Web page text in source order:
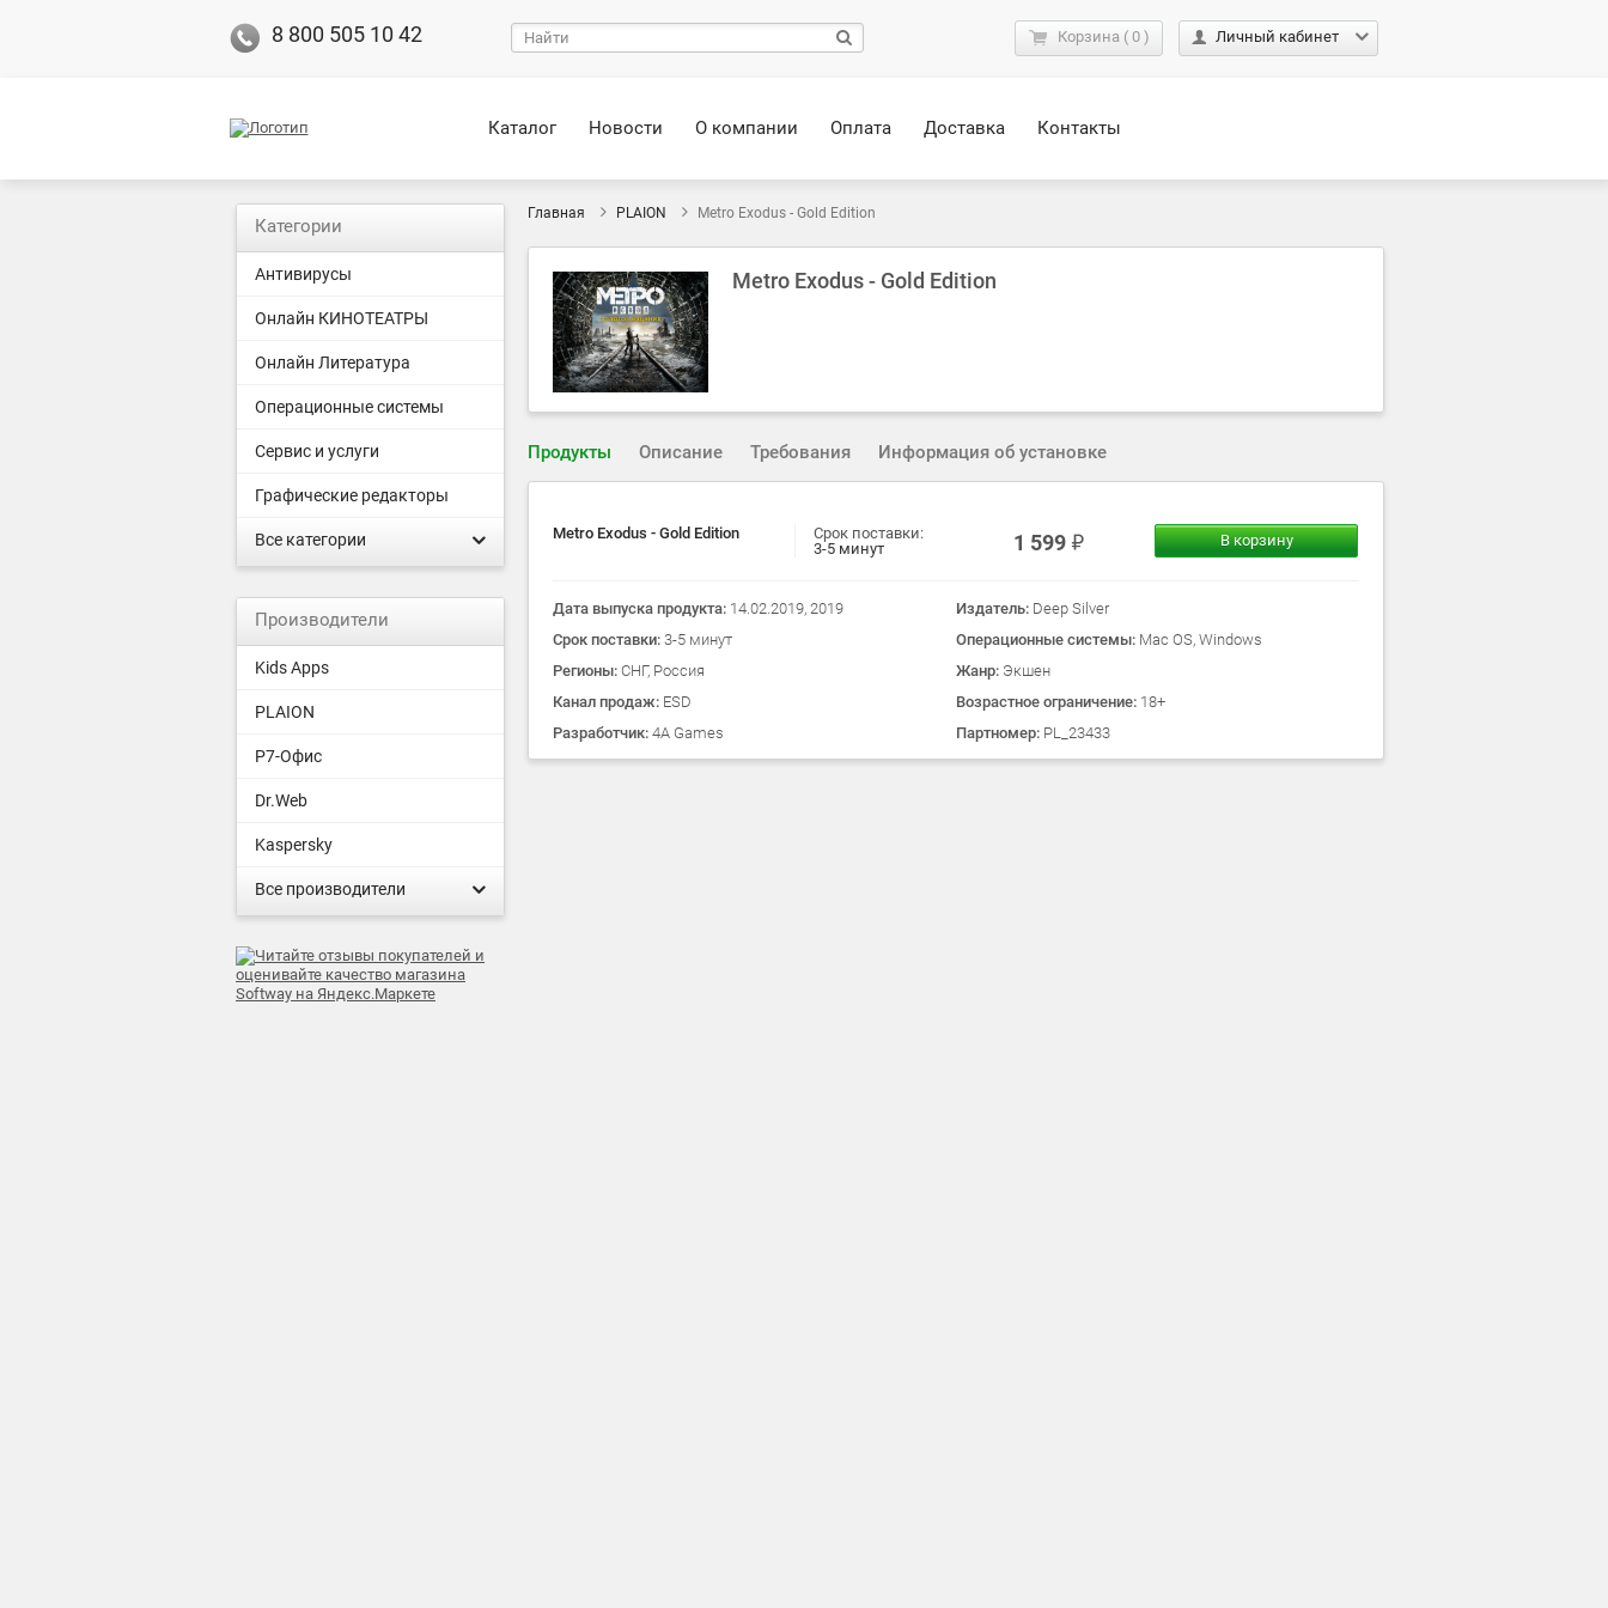
8 800 505 10 42 Корзина ( 0 ) Личный кабинет
Каталог Новости О компании Оплата Доставка Контакты
Главная PLAION Metro Exodus - Gold Edition
Metro Exodus - Gold Edition
Продукты Описание Требования Информация об установке
Metro Exodus - Gold Edition
Срок поставки:
3-5 минут
1 599 В корзину
Дата выпуска продукта: 14.02.2019, 2019 Издатель: Deep Silver
Срок поставки: 3-5 минут Операционные системы: Mac OS, Windows
Регионы: СНГ, Россия Жанр: Экшен
Канал продаж: ESD Возрастное ограничение: 18+
Разработчик: 4A Games Партномер: PL_23433
Категории
Антивирусы
Онлайн КИНОТЕАТРЫ
Онлайн Литература
Операционные системы
Сервис и услуги
Графические редакторы
Все категории
Производители
Kids Apps
PLAION
Р7-Офис
Dr.Web
Kaspersky
Все производители